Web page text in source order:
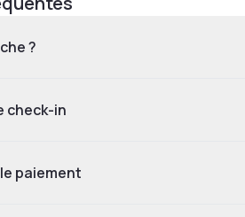
?
check-in
paiement